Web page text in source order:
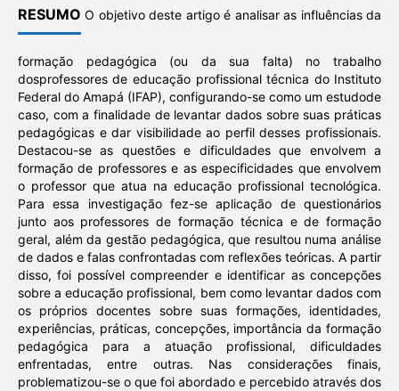
RESUMO O objetivo deste artigo é analisar as influências da
formação pedagógica (ou da sua falta) no trabalho
dosprofessores de educação profissional técnica do Instituto
Federal do Amapá (IFAP), configurando-se como um estudode
caso, com a finalidade de levantar dados sobre suas práticas
pedagógicas e dar visibilidade ao perfil desses profissionais.
Destacou-se as questões e dificuldades que envolvem a
formação de professores e as especificidades que envolvem
o professor que atua na educação profissional tecnológica.
Para essa investigação fez-se aplicação de questionários
junto aos professores de formação técnica e de formação
geral, além da gestão pedagógica, que resultou numa análise
de dados e falas confrontadas com reflexões teóricas. A partir
disso, foi possível compreender e identificar as concepções
sobre a educação profissional, bem como levantar dados com
os próprios docentes sobre suas formações, identidades,
experiências, práticas, concepções, importância da formação
pedagógica para a atuação profissional, dificuldades
enfrentadas, entre outras. Nas considerações finais,
problematizou-se o que foi abordado e percebido através dos